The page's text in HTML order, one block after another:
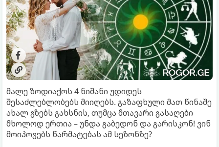
მალე ზოდიაქოს 4 ნიშანი უდიდეს
შესაძლებლობებს მიიღებს. გაზაფხული მათ წინაშე
ახალ გზებს გახსნის, თუმცა მთავარი გასაღები
მხოლოდ ერთია – უნდა გაბედონ და გარისკონ! ვინ
მოიპოვებს წარმატებას ამ სეზონზე?